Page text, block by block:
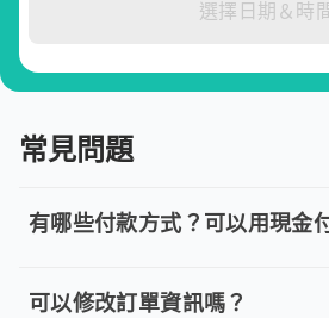
選擇日期＆時
常見問題
有哪些付款方式？可以用現金
可以修改訂單資訊嗎？